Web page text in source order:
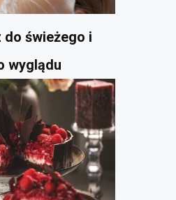
świeżego i
wyglądu